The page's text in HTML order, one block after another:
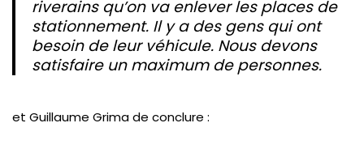
riverains qu’on va enlever les places de
stationnement. Il y a des gens qui ont
besoin de leur véhicule. Nous devons
satisfaire un maximum de personnes.
et Guillaume Grima de conclure :